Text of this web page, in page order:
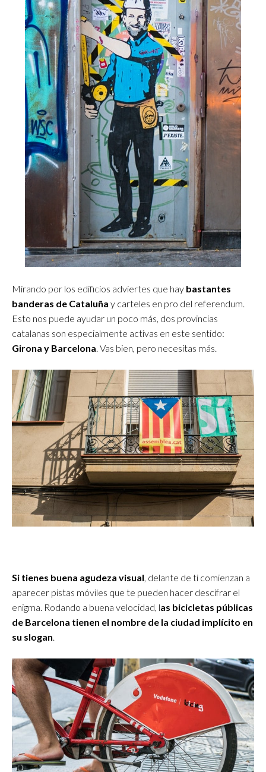
Mirando por los edificios adviertes que hay bastantes
banderas de Cataluña y carteles en pro del referendum.
Esto nos puede ayudar un poco más, dos provincias
catalanas son especialmente activas en este sentido:
Girona y Barcelona . Vas bien, pero necesitas más.
Si tienes buena agudeza visual , delante de ti comienzan a
aparecer pistas móviles que te pueden hacer descifrar el
enigma. Rodando a buena velocidad, las bicicletas públicas
de Barcelona tienen el nombre de la ciudad implícito en
su slogan